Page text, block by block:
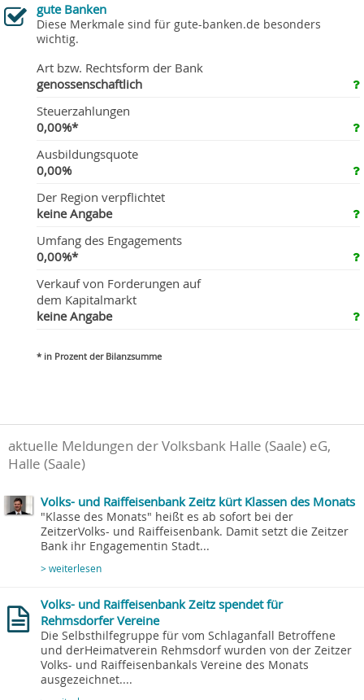
gute Banken
Diese Merkmale sind für gute-banken.de besonders
wichtig.
Art bzw. Rechtsform der Bank
genossenschaftlich
Steuerzahlungen
0,00%*
Ausbildungsquote
0,00%
Der Region verpflichtet
keine Angabe
Umfang des Engagements
0,00%*
Verkauf von Forderungen auf
dem Kapitalmarkt
keine Angabe
* in Prozent der Bilanzsumme
aktuelle Meldungen der Volksbank Halle (Saale) eG,
Halle (Saale)
Volks- und Raiffeisenbank Zeitz kürt Klassen des Monats
"Klasse des Monats" heißt es ab sofort bei der
ZeitzerVolks- und Raiffeisenbank. Damit setzt die Zeitzer
Bank ihr Engagementin Stadt...
> weiterlesen
Volks- und Raiffeisenbank Zeitz spendet für
Rehmsdorfer Vereine
Die Selbsthilfegruppe für vom Schlaganfall Betroffene
und derHeimatverein Rehmsdorf wurden von der Zeitzer
Volks- und Raiffeisenbankals Vereine des Monats
ausgezeichnet....